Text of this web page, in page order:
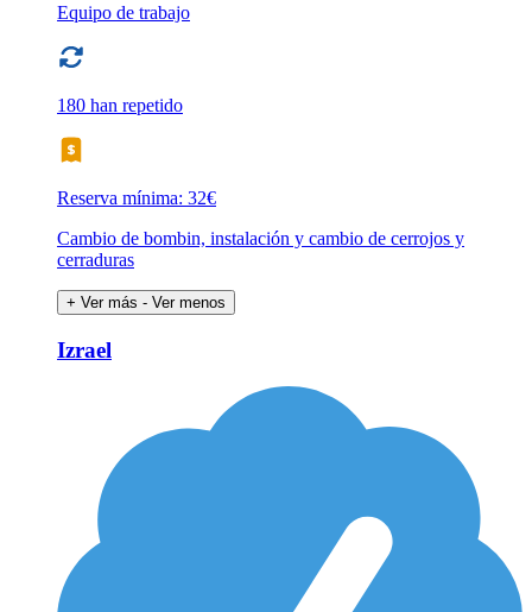
Equipo de trabajo
180 han repetido
Reserva mínima: 32€
Cambio de bombin, instalación y cambio de cerrojos y
cerraduras
+ Ver más - Ver menos
Izrael